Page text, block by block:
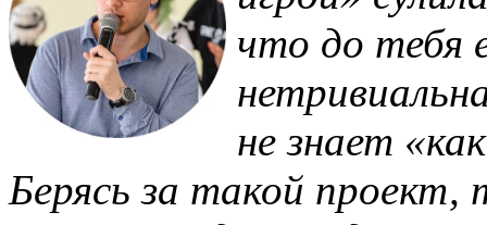
что до тебя
не знает
Берясь за такой